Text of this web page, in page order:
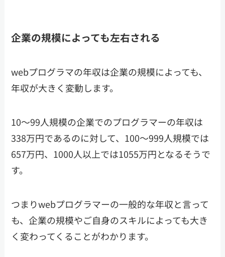
企業の規模によっても左右される
webプログラマの年収は企業の規模によっても、
年収が大きく変動します。
10～99人規模の企業でのプログラマーの年収は
338万円であるのに対して、100～999人規模では
657万円、1000人以上では1055万円となるそうで
す。
つまりwebプログラマーの一般的な年収と言って
も、企業の規模やご自身のスキルによっても大き
く変わってくることがわかります。